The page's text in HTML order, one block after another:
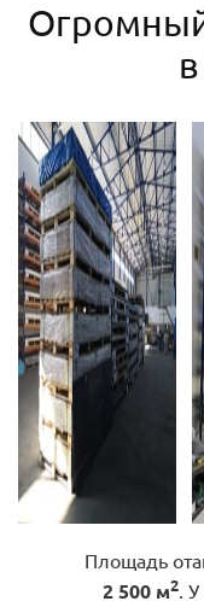
Площадь
2 500 м2. У